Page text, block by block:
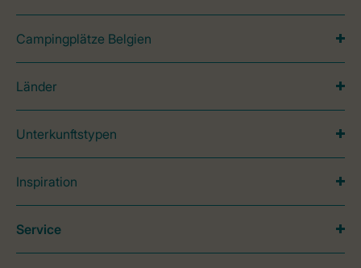
Campingplätze Belgien
Länder
Unterkunftstypen
Inspiration
Service